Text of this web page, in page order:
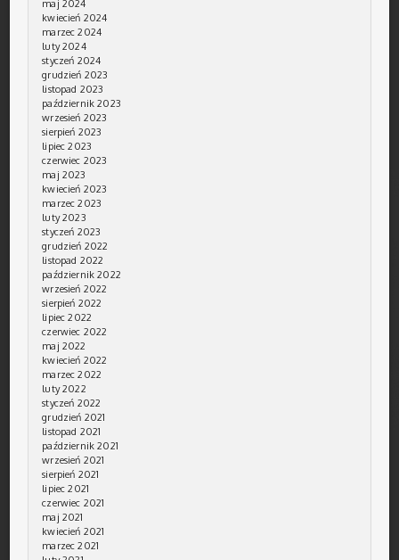
maj 2024
kwiecień 2024
marzec 2024
luty 2024
styczeń 2024
grudzień 2023
listopad 2023
październik 2023
wrzesień 2023
sierpień 2023
lipiec 2023
czerwiec 2023
maj 2023
kwiecień 2023
marzec 2023
luty 2023
styczeń 2023
grudzień 2022
listopad 2022
październik 2022
wrzesień 2022
sierpień 2022
lipiec 2022
czerwiec 2022
maj 2022
kwiecień 2022
marzec 2022
luty 2022
styczeń 2022
grudzień 2021
listopad 2021
październik 2021
wrzesień 2021
sierpień 2021
lipiec 2021
czerwiec 2021
maj 2021
kwiecień 2021
marzec 2021